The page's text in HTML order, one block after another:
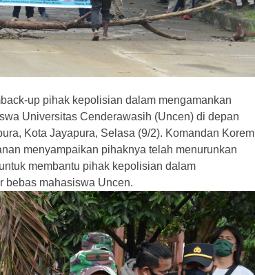
up pihak kepolisian dalam mengamankan
Universitas Cenderawasih (Uncen) di depan
Kota Jayapura, Selasa (9/2). Komandan Korem
menyampaikan pihaknya telah menurunkan
membantu pihak kepolisian dalam
bebas mahasiswa Uncen.